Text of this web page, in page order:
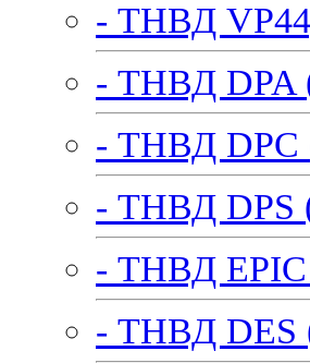
- ТНВД
- ТНВД DPA
- ТНВД DPC
- ТНВД DPS
- ТНВД
- ТНВД DES